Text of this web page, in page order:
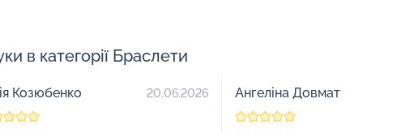
в категорії Браслети
Козюбенко 20.06.2026 Ангеліна Довмат